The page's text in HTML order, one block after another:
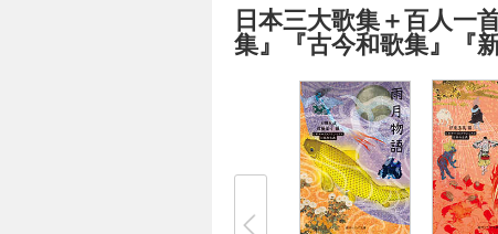
日本三大歌集＋百人
集』『古今和歌集』『